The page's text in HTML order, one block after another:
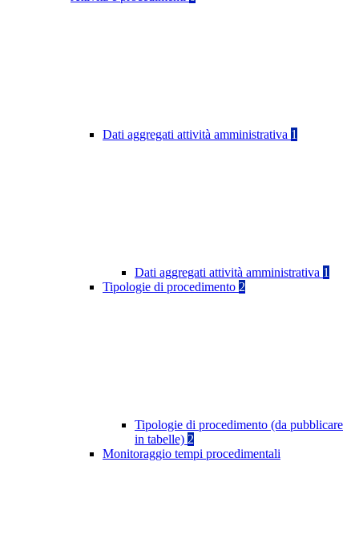
Dati aggregati attività amministrativa 1
Dati aggregati attività amministrativa 1
Tipologie di procedimento 2
Tipologie di procedimento (da pubblicare
in tabelle) 2
Monitoraggio tempi procedimentali